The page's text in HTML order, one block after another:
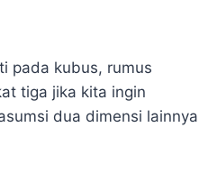
pada kubus, rumus
tiga jika kita ingin
dua dimensi lainnya